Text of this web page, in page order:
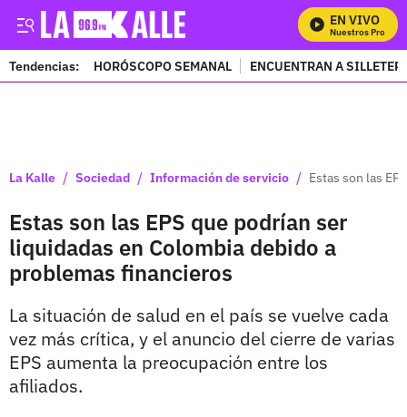
EN VIVO
Mira Todos Nuestros
Tendencias: HORÓSCOPO SEMANAL ENCUENTRAN A
La Kalle / Sociedad / Información de servicio / Estas son las
Estas son las EPS que podrían ser
liquidadas en Colombia debido a
problemas financieros
La situación de salud en el país se vuelve cada
vez más crítica, y el anuncio del cierre de varias
EPS aumenta la preocupación entre los
afiliados.